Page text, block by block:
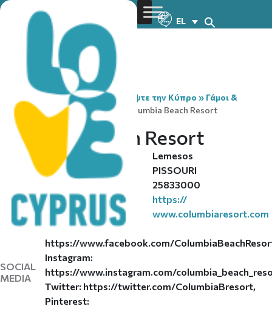
EL
You are here:Home»Ανακαλύψτε την Κύπρο » Γάμοι &
Γαμήλια Ταξίδια
»Venues» Columbia Beach Resort
Columbia Beach Resort
REGION
Lemesos
CITY/VILLAGE
PISSOURI
25833000
WEBSITE
https://
www.columbiaresort.com
SOCIAL
MEDIA
Facebook:
https://www.facebook.com/
Instagram:
https://www.instagram.com/
Twitter: https://twitter.com/ColumbiaBresort,
Pinterest: